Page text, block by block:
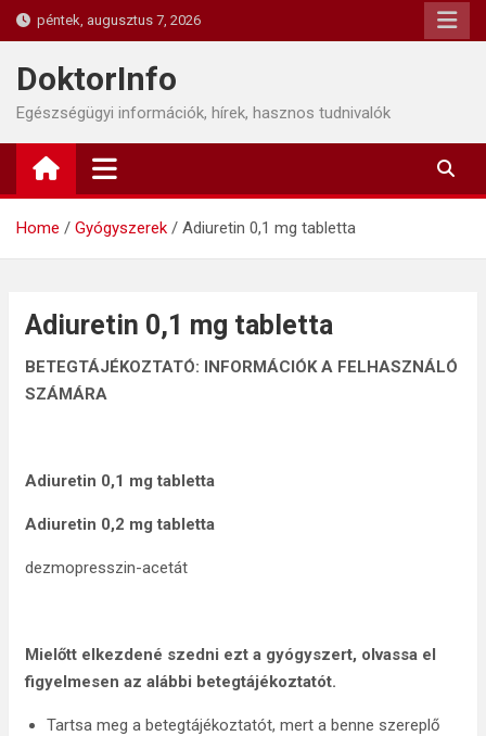
Skip
to
content
péntek, augusztus 7, 2026
DoktorInfo
Egészségügyi információk, hírek, hasznos tudnivalók
Home Gyógyszerek Adiuretin 0,1 mg tabletta
Adiuretin 0,1 mg tabletta
BETEGTÁJÉKOZTATÓ: INFORMÁCIÓK A FELHASZNÁLÓ
SZÁMÁRA
Adiuretin 0,1 mg tabletta
Adiuretin 0,2 mg tabletta
dezmopresszin-acetát
Mielőtt elkezdené szedni ezt a gyógyszert, olvassa el
figyelmesen az alábbi betegtájékoztatót.
Tartsa meg a betegtájékoztatót, mert a benne szereplő